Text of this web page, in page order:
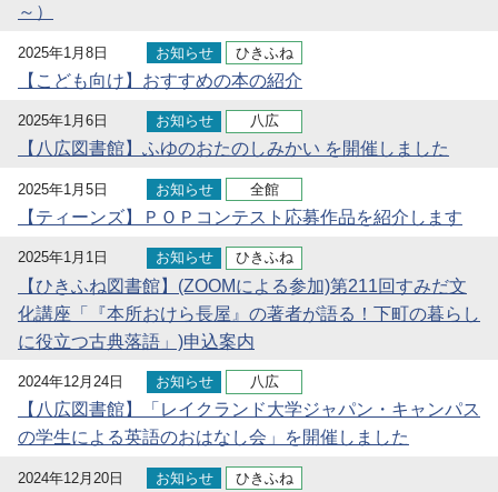
～）
2025年1月8日 お知らせ ひきふね
【こども向け】おすすめの本の紹介
2025年1月6日 お知らせ 八広
【八広図書館】ふゆのおたのしみかい を開催しました
2025年1月5日 お知らせ 全館
【ティーンズ】ＰＯＰコンテスト応募作品を紹介します
2025年1月1日 お知らせ ひきふね
【ひきふね図書館】(ZOOMによる参加)第211回すみだ文
化講座「『本所おけら長屋』の著者が語る！下町の暮らし
に役立つ古典落語」)申込案内
2024年12月24日 お知らせ 八広
【八広図書館】「レイクランド大学ジャパン・キャンパス
の学生による英語のおはなし会」を開催しました
2024年12月20日 お知らせ ひきふね